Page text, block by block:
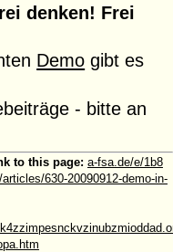
denken! Frei
Demo gibt es
- bitte an
to this page: a-fsa.de/e/1b8
630-20090912-demo-in-